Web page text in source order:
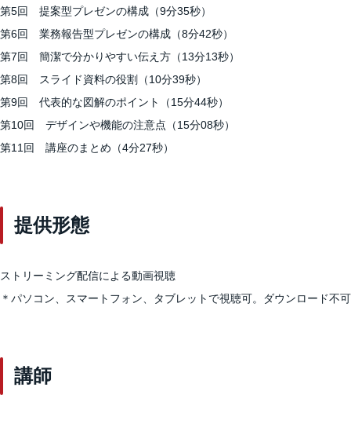
第5回 提案型プレゼンの構成（9分35秒）
第6回 業務報告型プレゼンの構成（8分42秒）
第7回 簡潔で分かりやすい伝え方（13分13秒）
第8回 スライド資料の役割（10分39秒）
第9回 代表的な図解のポイント（15分44秒）
第10回 デザインや機能の注意点（15分08秒）
第11回 講座のまとめ（4分27秒）
提供形態
ストリーミング配信による動画視聴
＊パソコン、スマートフォン、タブレットで視聴可。ダウンロード不可
講師